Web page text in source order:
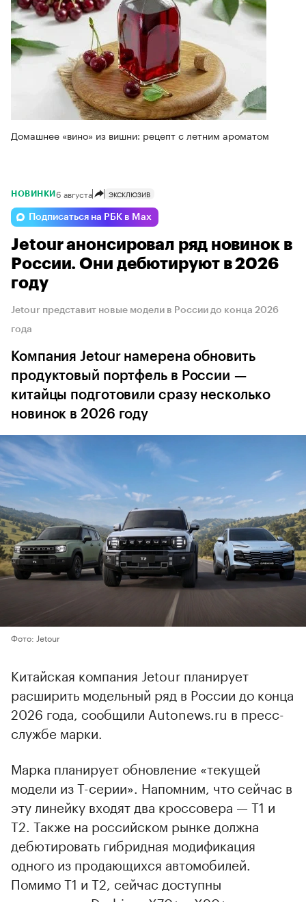
Домашнее «вино» из вишни: рецепт с летним ароматом
НОВИНКИ 6 августа ЭКСКЛЮЗИВ
Подписаться на РБК в Max
Jetour анонсировал ряд новинок в
России. Они дебютируют в 2026
году
Jetour представит новые модели в России до конца 2026
года
Компания Jetour намерена обновить
продуктовый портфель в России —
китайцы подготовили сразу несколько
новинок в 2026 году
Фото: Jetour
Китайская компания Jetour планирует
расширить модельный ряд в России до конца
2026 года, сообщили Autonews.ru в пресс-
службе марки.
Марка планирует обновление «текущей
модели из T-серии». Напомним, что сейчас в
эту линейку входят два кроссовера — T1 и
T2. Также на российском рынке должна
дебютировать гибридная модификация
одного из продающихся автомобилей.
Помимо T1 и T2, сейчас доступны